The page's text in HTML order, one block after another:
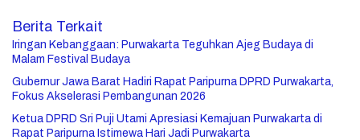
Berita Terkait
Iringan Kebanggaan: Purwakarta Teguhkan Ajeg Budaya di
Malam Festival Budaya
Gubernur Jawa Barat Hadiri Rapat Paripurna DPRD Purwakarta,
Fokus Akselerasi Pembangunan 2026
Ketua DPRD Sri Puji Utami Apresiasi Kemajuan Purwakarta di
Rapat Paripurna Istimewa Hari Jadi Purwakarta